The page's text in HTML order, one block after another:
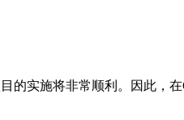
实施将非常顺利。因此，